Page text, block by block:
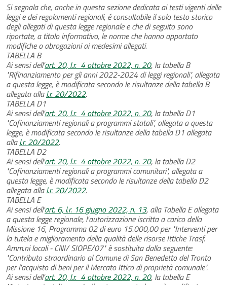
Si segnala che, anche in questa sezione dedicata ai testi vigenti delle
leggi e dei regolamenti regionali, é consultabile il solo testo storico
degli allegati di questa legge regionale e che di seguito sono
riportate, a titolo informativo, le norme che hanno apportato
modifiche o abrogazioni ai medesimi allegati.
TABELLA B
Ai sensi dell'art. 20, l.r. 4 ottobre 2022, n. 20, la tabella B
"Rifinanziamento per gli anni 2022-2024 di leggi regionali", allegata
a questa legge, è modificata secondo le risultanze della tabella B
allegata allal.r. 20/2022.
TABELLA D1
Ai sensi dell'art. 20, l.r. 4 ottobre 2022, n. 20, la tabella D1
"Cofinanziamenti regionali a programmi statali", allegata a questa
legge, è modificata secondo le risultanze della tabella D1 allegata
allal.r. 20/2022.
TABELLA D2
Ai sensi dell'art. 20, l.r. 4 ottobre 2022, n. 20, la tabella D2
"Cofinanziamenti regionali a programmi comunitari", allegata a
questa legge, è modificata secondo le risultanze della tabella D2
allegata allal.r. 20/2022.
TABELLA E
Ai sensi dell'art. 6, l.r. 16 giugno 2022, n. 13, alla Tabella E allegata
a questa legge regionale, l'autorizzazione iscritta a carico della
Missione 16, Programma 02 di euro 15.000,00 per "Interventi per
la tutela e miglioramento della qualità delle risorse Ittiche Trasf.
Amm.ni locali - CNI/ SIOPE/07" è sostituita dalla seguente:
"Contributo straordinario al Comune di San Benedetto del Tronto
per l'acquisto di beni per il Mercato Ittico di proprietà comunale".
Ai sensi dell'art. 20, l.r. 4 ottobre 2022, n. 20, la tabella E